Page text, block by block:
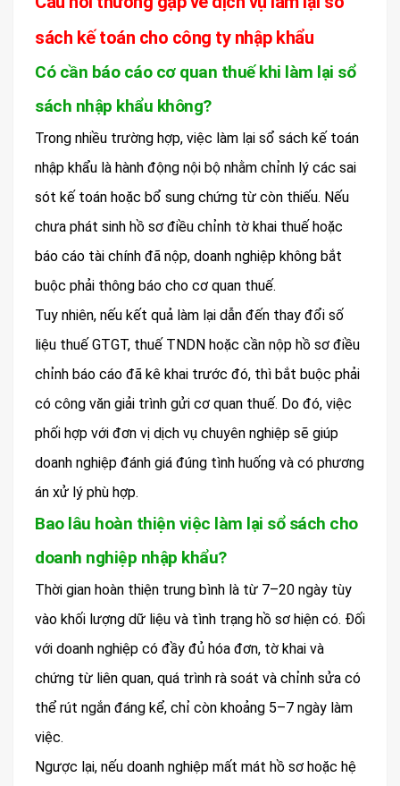
sách kế toán cho công ty nhập khẩu
Có cần báo cáo cơ quan thuế khi làm lại sổ
sách nhập khẩu không?
Trong nhiều trường hợp, việc làm lại sổ sách kế toán
nhập khẩu là hành động nội bộ nhằm chỉnh lý các sai
sót kế toán hoặc bổ sung chứng từ còn thiếu. Nếu
chưa phát sinh hồ sơ điều chỉnh tờ khai thuế hoặc
báo cáo tài chính đã nộp, doanh nghiệp không bắt
buộc phải thông báo cho cơ quan thuế.
Tuy nhiên, nếu kết quả làm lại dẫn đến thay đổi số
liệu thuế GTGT, thuế TNDN hoặc cần nộp hồ sơ điều
chỉnh báo cáo đã kê khai trước đó, thì bắt buộc phải
có công văn giải trình gửi cơ quan thuế. Do đó, việc
phối hợp với đơn vị dịch vụ chuyên nghiệp sẽ giúp
doanh nghiệp đánh giá đúng tình huống và có phương
án xử lý phù hợp.
Bao lâu hoàn thiện việc làm lại sổ sách cho
doanh nghiệp nhập khẩu?
Thời gian hoàn thiện trung bình là từ 7–20 ngày tùy
vào khối lượng dữ liệu và tình trạng hồ sơ hiện có. Đối
với doanh nghiệp có đầy đủ hóa đơn, tờ khai và
chứng từ liên quan, quá trình rà soát và chỉnh sửa có
thể rút ngắn đáng kể, chỉ còn khoảng 5–7 ngày làm
việc.
Ngược lại, nếu doanh nghiệp mất mát hồ sơ hoặc hệ